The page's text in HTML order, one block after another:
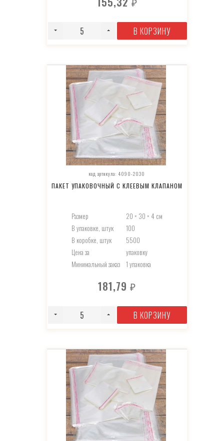
₽
В КОРЗИНУ
код артикула: 4090-2030
ПАКЕТ УПАКОВОЧНЫЙ С КЛЕЕВЫМ КЛАПАНОМ
Размер
20 × 30 × 4 см
В упаковке, штук
100
В коробке, штук
5500
Цена за
упаковку
Минимальный заказ
1 упаковка
181,79₽
В КОРЗИНУ